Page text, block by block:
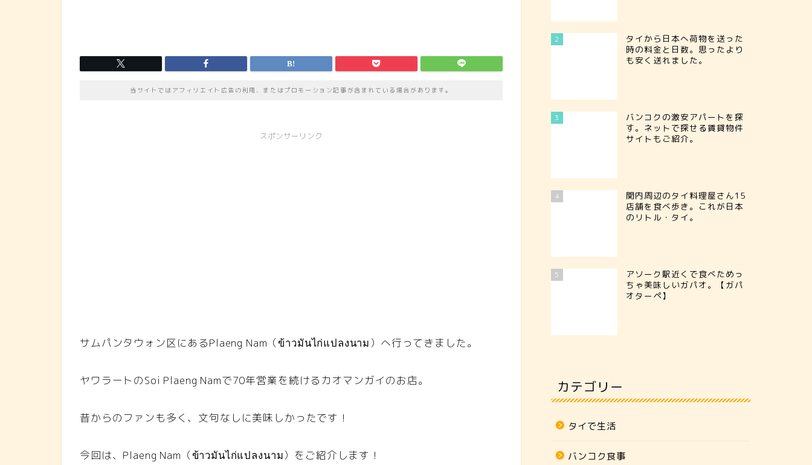
当サイトではアフィリエイト広告の利用、またはプロモーション記事が含まれている場合があります。
スポンサーリンク
サムパンタウォン区にあるPlaeng Nam（ข้าวมันไก่แปลงนาม）へ行ってきました。
ヤワラートのSoi Plaeng Namで70年営業を続けるカオマンガイのお店。
昔からのファンも多く、文句なしに美味しかったです！
今回は、Plaeng Nam（ข้าวมันไก่แปลงนาม）をご紹介します！
2
タイから日本へ荷物を送った
時の料金と日数。思ったより
も安く送れました。
3
バンコクの激安アパートを探
す。ネットで探せる賃貸物件
サイトもご紹介。
4
関内周辺のタイ料理屋さん15
店舗を食べ歩き。これが日本
のリトル・タイ。
5
アソーク駅近くで食べためっ
ちゃ美味しいガパオ。【ガパ
オターペ】
カテゴリー
タイで生活
バンコク食事